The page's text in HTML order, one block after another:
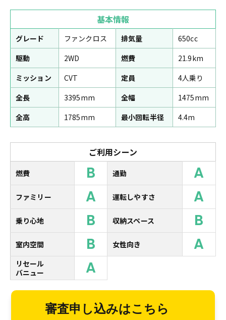
基本情報
グレード ファンクロス 排気量
650cc
駆動
2WD 燃費
21.9km
ミッション
CVT 定員
4人乗り
全長
3395mm 全幅
1475mm
全高
1785mm 最小回転半径 4.4m
ご利用シーン
燃費 B 通勤 A
ファミリー A 運転しやすさ A
乗り心地 B 収納スペース B
室内空間 B 女性向き A
リセール
バニュー
A
審査申し込みはこちら